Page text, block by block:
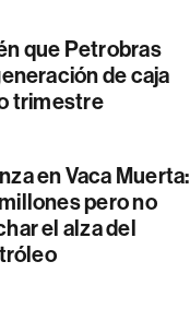
que Petrobras
de caja
trimestre
en Vaca Muerta:
pero no
el alza del